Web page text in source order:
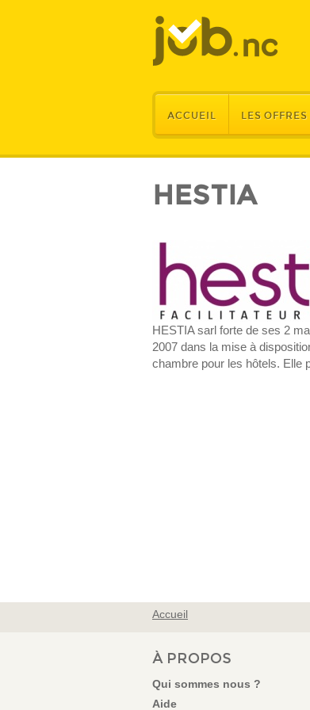
ACCUEIL LES OFFRES
HESTIA
HESTIA sarl forte de ses 2
2007 dans la mise à
chambre pour les hôtels. Elle
VOUS ÊTES ICI
Accueil
À PROPOS
Qui sommes nous ?
Aide